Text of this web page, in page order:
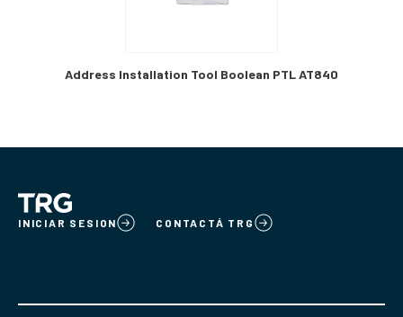
Address Installation Tool Boolean PTL AT840
INICIAR SESION CONTACTÁ TRG